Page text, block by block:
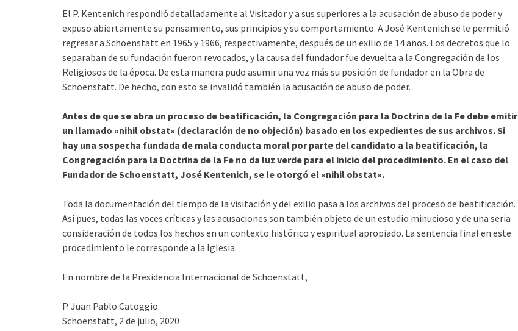
El P. Kentenich respondió detalladamente al Visitador y a sus superiores a la acusación de abuso de poder y
expuso abiertamente su pensamiento, sus principios y su comportamiento. A José Kentenich se le permitió
regresar a Schoenstatt en 1965 y 1966, respectivamente, después de un exilio de 14 años. Los decretos que lo
separaban de su fundación fueron revocados, y la causa del fundador fue devuelta a la Congregación de los
Religiosos de la época. De esta manera pudo asumir una vez más su posición de fundador en la Obra de
Schoenstatt. De hecho, con esto se invalidó también la acusación de abuso de poder.
Antes de que se abra un proceso de beatificación, la Congregación para la Doctrina de la Fe debe emitir
un llamado «nihil obstat» (declaración de no objeción) basado en los expedientes de sus archivos. Si
hay una sospecha fundada de mala conducta moral por parte del candidato a la beatificación, la
Congregación para la Doctrina de la Fe no da luz verde para el inicio del procedimiento. En el caso del
Fundador de Schoenstatt, José Kentenich, se le otorgó el «nihil obstat».
Toda la documentación del tiempo de la visitación y del exilio pasa a los archivos del proceso de beatificación.
Así pues, todas las voces críticas y las acusaciones son también objeto de un estudio minucioso y de una seria
consideración de todos los hechos en un contexto histórico y espiritual apropiado. La sentencia final en este
procedimiento le corresponde a la Iglesia.
En nombre de la Presidencia Internacional de Schoenstatt,
P. Juan Pablo Catoggio
Schoenstatt, 2 de julio, 2020